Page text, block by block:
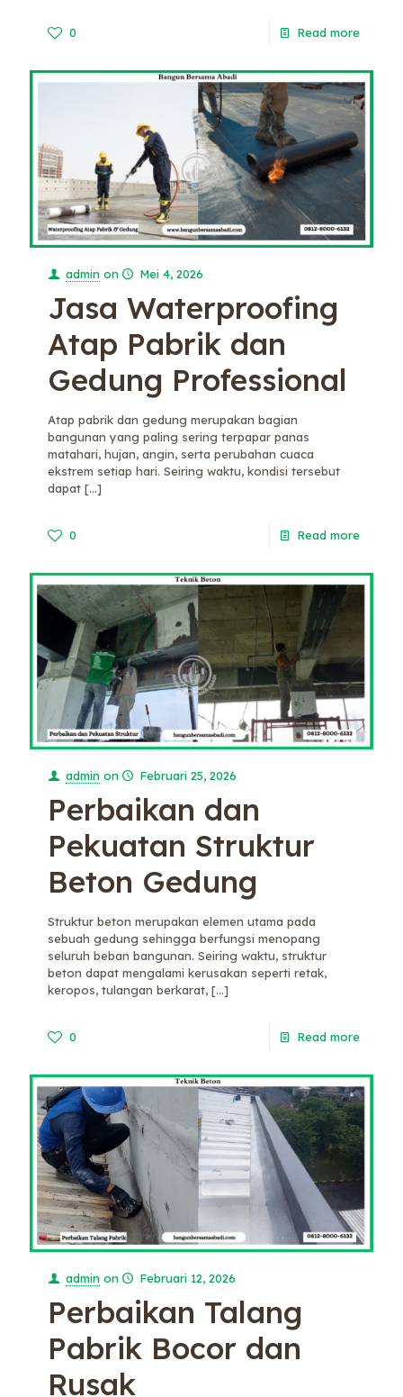
0 Read more
admin on Mei 4, 2026
Jasa Waterproofing
Atap Pabrik dan
Gedung Professional
Atap pabrik dan gedung merupakan bagian
bangunan yang paling sering terpapar panas
matahari, hujan, angin, serta perubahan cuaca
ekstrem setiap hari. Seiring waktu, kondisi tersebut
dapat […]
0 Read more
admin on Februari 25, 2026
Perbaikan dan
Pekuatan Struktur
Beton Gedung
Struktur beton merupakan elemen utama pada
sebuah gedung sehingga berfungsi menopang
seluruh beban bangunan. Seiring waktu, struktur
beton dapat mengalami kerusakan seperti retak,
keropos, tulangan berkarat, […]
0 Read more
admin on Februari 12, 2026
Perbaikan Talang
Pabrik Bocor dan
Rusak